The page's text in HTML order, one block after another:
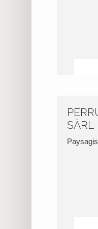
SÀRL